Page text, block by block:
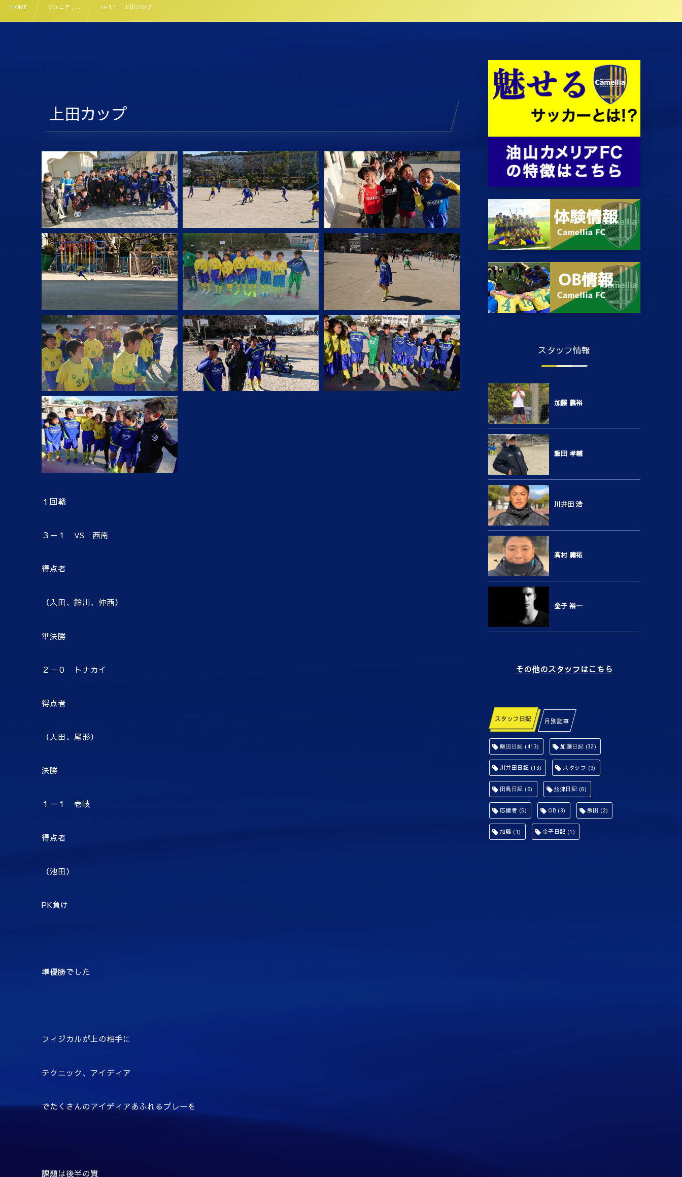
HOME ジュニア , … U-１１ 上田カップ
上田カップ
１回戦
３－１ VS 西南
得点者
（入田、鈴川、仲西）
準決勝
２－０ トナカイ
得点者
（入田、尾形）
決勝
１－１ 壱岐
得点者
（池田）
PK負け
準優勝でした
フィジカルが上の相手に
テクニック、アイディア
でたくさんのアイディアあふれるプレーを
課題は後半の質
スタッフ情報
加藤 義裕
飯田 孝輔
川井田 浩
高村 庸祐
金子 裕一
その他のスタッフはこちら
スタッフ日記 月別記事
飯田日記 (413) 加藤日記 (32)
川井田日記 (13) スタッフ (9)
田島日記 (6) 舩津日記 (6)
応援者 (5) OB(3) 飯田 (2)
加藤 (1) 金子日記 (1)